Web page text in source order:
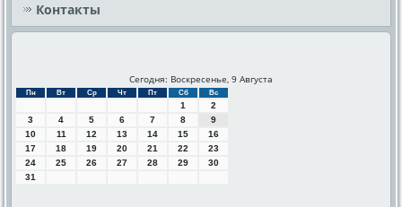
Контакты
Сегодня: Воскресенье, 9 Августа
Пн Вт Ср Чт Пт Сб Вс
1
2
3
4 5 6 7 8
9
10
11 12 13 14 15
16
17
18 19 20 21 22
23
24
25 26 27 28 29
30
31